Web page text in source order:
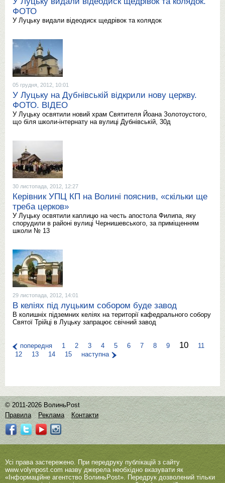
ФОТО
У Луцьку видали відеодиск щедрівок та колядок
05 грудня, 2012, 10:01
У Луцьку на Дубнівській відкрили нову церкву.
ФОТО. ВІДЕО
У Луцьку освятили новий храм Святителя Йоана Золотоустого,
що біля школи-інтернату на вулиці Дубнівській, 30д
30 листопада, 2012, 12:27
Керівник УПЦ КП на Волині пояснив, «скільки ще
треба церков»
У Луцьку освятили каплицю на честь апостола Филипа, яку
спорудили в районі вулиці Чернишевського, за приміщенням
школи № 13
29 листопада, 2012, 14:01
В келіях під луцьким собором буде завод
В колишніх підземних келіях на території кафедрального собору
Святої Трійці в Луцьку запрацює свічний завод
попередня 1 2 3 4 5 6 7 8 9 10
11
12
13 14 15 наступна
© 2011-2026 ВолиньPost
Правила
Реклама Контакти
Усі права застережено. При передруку публікацій з сайту
www.volynpost.com назву джерела необхідно вказувати як
«Інформаційне агентство ВолиньPost». Передрук дозволений тільки